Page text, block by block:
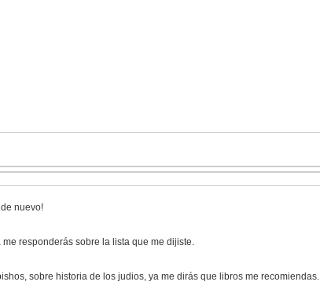
de nuevo!
me responderás sobre la lista que me dijiste.
sobre historia de los judios, ya me dirás que libros me recomiendas.